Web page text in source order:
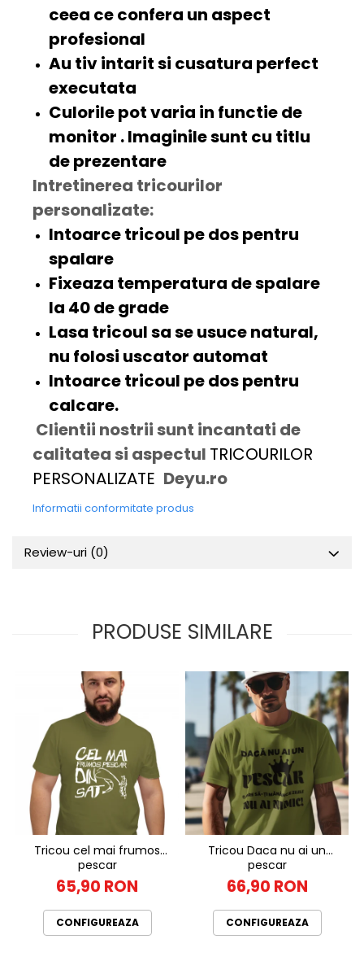
ceea ce confera un aspect
profesional
Au tiv intarit si cusatura perfect
executata
Culorile pot varia in functie de
monitor . Imaginile sunt cu titlu
de prezentare
Intretinerea tricourilor
personalizate:
Intoarce tricoul pe dos pentru
spalare
Fixeaza temperatura de spalare
la 40 de grade
Lasa tricoul sa se usuce natural,
nu folosi uscator automat
Intoarce tricoul pe dos pentru
calcare.
Clientii nostrii sunt incantati de
calitatea si aspectul TRICOURILOR
PERSONALIZATE Deyu.ro
Informatii conformitate produs
Review-uri (0)
PRODUSE SIMILARE
Tricou cel mai frumos
pescar
65,90 RON
CONFIGUREAZA
Tricou Daca nu ai un
pescar
66,90 RON
CONFIGUREAZA